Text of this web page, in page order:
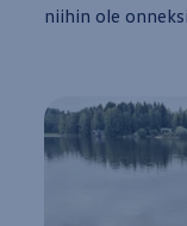
niihin ole